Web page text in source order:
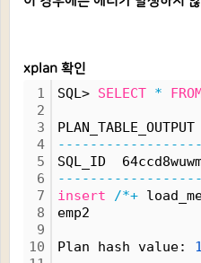
xplan 확인
1
2
3
4
5
6
7
8
9
10
SQL> SELECT *
PLAN_TABLE_OUTPUT
SQL_ID
insert
/*+
emp2
Plan hash value: